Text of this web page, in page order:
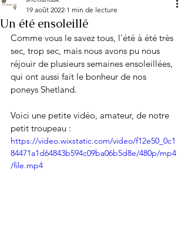
Un été ensoleillé
19 août 2022 1 min de lecture
Comme vous le savez tous, l'été à été très
sec, trop sec, mais nous avons pu nous
réjouir de plusieurs semaines ensoleillées,
qui ont aussi fait le bonheur de nos
poneys Shetland.
Voici une petite vidéo, amateur, de notre
petit troupeau :
https://video.wixstatic.com/video/f12e50_0c1
84471a1d64843b594c09ba06b5d8e/480p/mp4
/file.mp4